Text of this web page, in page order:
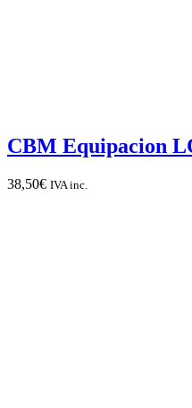
CBM Equipacion
38,50€ IVA inc.